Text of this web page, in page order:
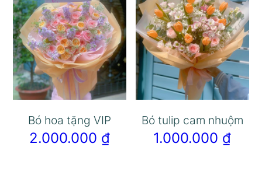
Bó hoa tặng VIP
2.000.000 ₫
Bó tulip cam nhuộm
1.000.000 ₫